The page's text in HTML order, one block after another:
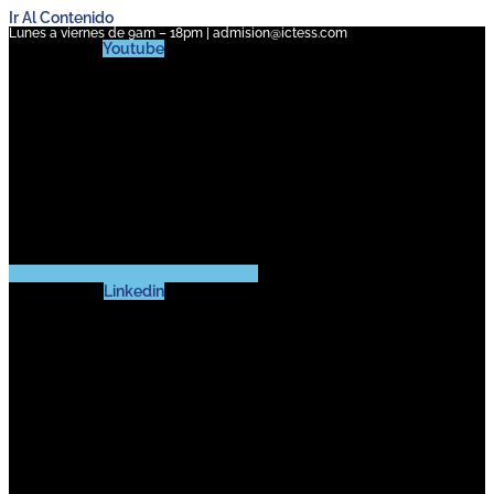
Ir Al Contenido
Lunes a viernes de 9am – 18pm | admision@ictess.com
Youtube
Linkedin